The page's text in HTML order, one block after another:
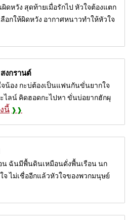
ดหวัง สุดท้ายเมื่อรักไป หัวใจต้องแตก
อกให้ผิดหวัง อากาศหนาวทำให้หัวใจ
งกรานต์
น้อง กะบ่ต้องเป็นแฟนกันขั่นยากใจ
ไลน์ คิดฮอดกะไปหา ขั่นบ่อยากฮักผุ
นี้
น ฉันมีพื้นดินเหมือนดั่งพื้นเรือน นก
ไม่เชื่ออีกแล้วหัวใจของพวกมนุษย์